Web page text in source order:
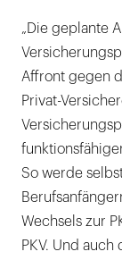
„Die geplante
Affront gegen
Privat-
So werde
Wechsels zur
PKV. Und